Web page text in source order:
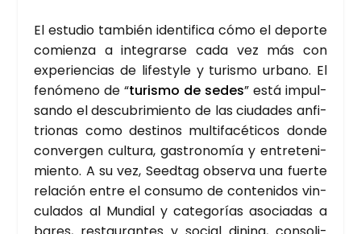
El estu­dio tam­bién iden­ti­fi­ca cómo el depor­te
comien­za a inte­grar­se cada vez más con
expe­rien­cias de lifesty­le y turis­mo urbano. El
fenó­meno de “turis­mo de sedes” está impul­
san­do el des­cu­bri­mien­to de las ciu­da­des anfi­
trio­nas como des­ti­nos mul­ti­fa­cé­ti­cos don­de
con­ver­gen cul­tu­ra, gas­tro­no­mía y entre­te­ni­
mien­to. A su vez, Seed­tag obser­va una fuer­te
rela­ción entre el con­su­mo de con­te­ni­dos vin­
cu­la­dos al Mun­dial y cate­go­rías aso­cia­das a